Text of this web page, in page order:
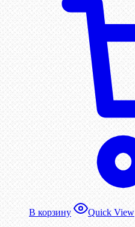
В корзину Quick View